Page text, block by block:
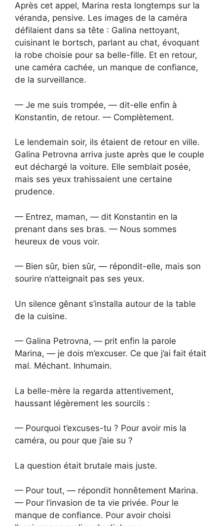
Après cet appel, Marina resta longtemps sur la
véranda, pensive. Les images de la caméra
défilaient dans sa tête : Galina nettoyant,
cuisinant le bortsch, parlant au chat, évoquant
la robe choisie pour sa belle-fille. Et en retour,
une caméra cachée, un manque de confiance,
de la surveillance.
— Je me suis trompée, — dit-elle enfin à
Konstantin, de retour. — Complètement.
Le lendemain soir, ils étaient de retour en ville.
Galina Petrovna arriva juste après que le couple
eut déchargé la voiture. Elle semblait posée,
mais ses yeux trahissaient une certaine
prudence.
— Entrez, maman, — dit Konstantin en la
prenant dans ses bras. — Nous sommes
heureux de vous voir.
— Bien sûr, bien sûr, — répondit-elle, mais son
sourire n’atteignait pas ses yeux.
Un silence gênant s’installa autour de la table
de la cuisine.
— Galina Petrovna, — prit enfin la parole
Marina, — je dois m’excuser. Ce que j’ai fait était
mal. Méchant. Inhumain.
La belle-mère la regarda attentivement,
haussant légèrement les sourcils :
— Pourquoi t’excuses-tu ? Pour avoir mis la
caméra, ou pour que j’aie su ?
La question était brutale mais juste.
— Pour tout, — répondit honnêtement Marina.
— Pour l’invasion de ta vie privée. Pour le
manque de confiance. Pour avoir choisi